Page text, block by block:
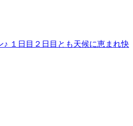
１日目２日目とも天候に恵まれ快